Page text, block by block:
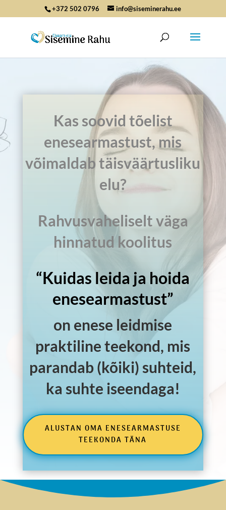
+372 502 0796 info@siseminerahu.ee
Kas soovid tõelist
enesearmastust, mis
võimaldab täisväärtusliku
elu?
Rahvusvaheliselt väga
hinnatud koolitus
“Kuidas leida ja hoida
enesearmastust”
on enese leidmise
praktiline teekond, mis
parandab (kõiki) suhteid,
ka suhte iseendaga!
ALUSTAN OMA ENESEARMASTUSE
TEEKONDA TÄNA